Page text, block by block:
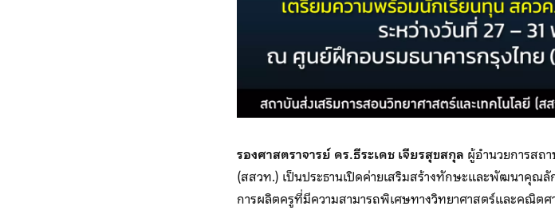
รองศาสตราจารย์ ดร.ธีระเดช เจียรสุขสกุล ผู้อำนวยการสถ
(สสวท.) เป็นประธานเปิดค่ายเสริมสร้างทักษะและพัฒนาคุณ
การผลิตครูที่มีความสามารถพิเศษทางวิทยาศาสตร์และคณิ